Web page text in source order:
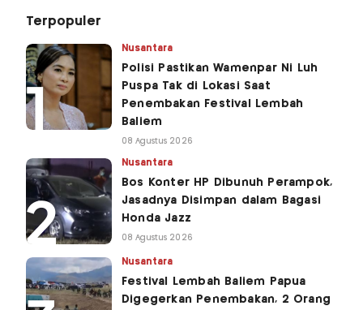
Terpopuler
Nusantara
Polisi Pastikan Wamenpar Ni Luh
Puspa Tak di Lokasi Saat
Penembakan Festival Lembah
Baliem
08 Agustus 2026
Nusantara
Bos Konter HP Dibunuh Perampok,
Jasadnya Disimpan dalam Bagasi
Honda Jazz
08 Agustus 2026
Nusantara
Festival Lembah Baliem Papua
Digegerkan Penembakan, 2 Orang